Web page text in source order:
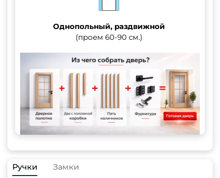
Однопольный, раздвижной
(проем 60-90 см.)
Ручки Замки